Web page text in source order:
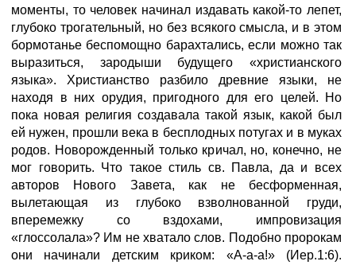
моменты, то человек начинал издавать какой-то лепет,
глубоко трогательный, но без всякого смысла, и в этом
бормотанье беспомощно барахтались, если можно так
выразиться, зародыши будущего «христианского
языка». Христианство разбило древние языки, не
находя в них орудия, пригодного для его целей. Но
пока новая религия создавала такой язык, какой был
ей нужен, прошли века в бесплодных потугах и в муках
родов. Новорожденный только кричал, но, конечно, не
мог говорить. Что такое стиль св. Павла, да и всех
авторов Нового Завета, как не бесформенная,
вылетающая из глубоко взволнованной груди,
вперемежку со вздохами, импровизация
«глоссолала»? Им не хватало слов. Подобно пророкам
они начинали детским криком: «А-а-а!» (Иер.1:6).